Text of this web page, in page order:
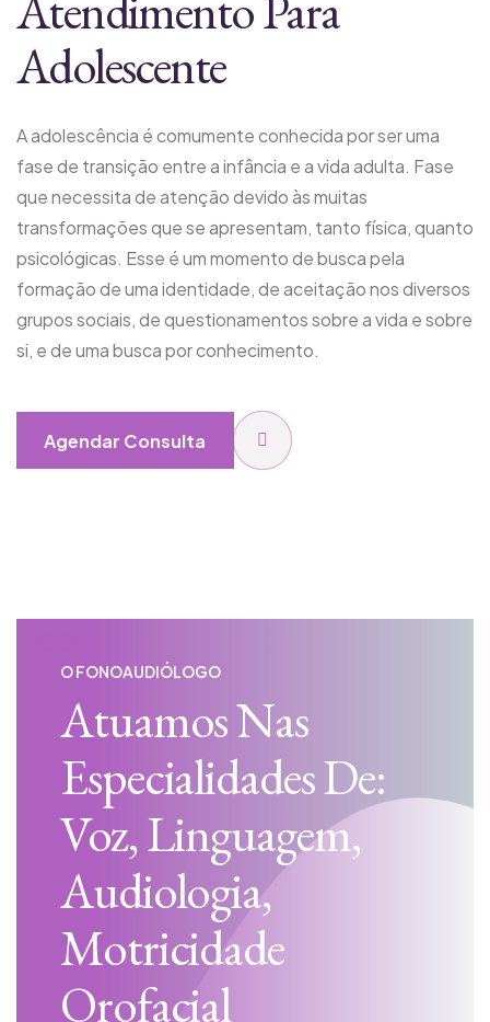
Adolescente
A adolescência é comumente conhecida por ser uma
fase de transição entre a infância e a vida adulta. Fase
que necessita de atenção devido às muitas
transformações que se apresentam, tanto física, quanto
psicológicas. Esse é um momento de busca pela
si, e de uma busca por conhecimento.
O FONOAUDIÓLOGO
Atuamos Nas
Especialidades De:
Voz, Linguagem,
Audiologia,
Motricidade​
Orofacial